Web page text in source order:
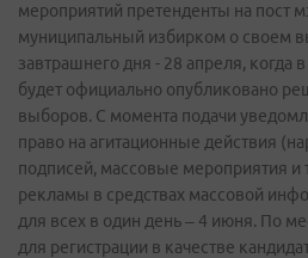
мероприятий претенденты на пост
муниципальный избирком о своем
завтрашнего дня - 28 апреля, когда
будет официально опубликовано
выборов. С момента подачи
право на агитационные действия
подписей, массовые мероприятия и
рекламы в средствах массовой
для всех в один день – 4 июня. По
для регистрации в качестве